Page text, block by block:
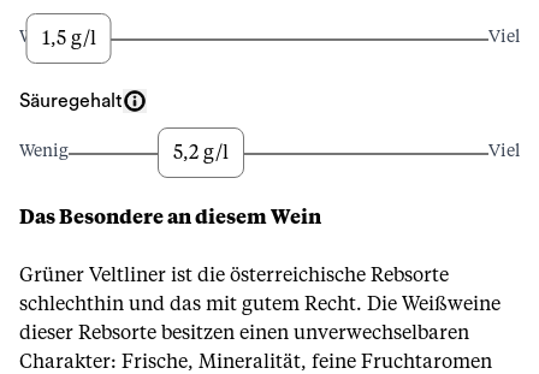
Wenig1,5 g/l Viel
Säuregehalt
Wenig 5,2 g/l Viel
Das Besondere an diesem Wein
Grüner Veltliner ist die österreichische Rebsorte
schlechthin und das mit gutem Recht. Die Weißweine
dieser Rebsorte besitzen einen unverwechselbaren
Charakter: Frische, Mineralität, feine Fruchtaromen